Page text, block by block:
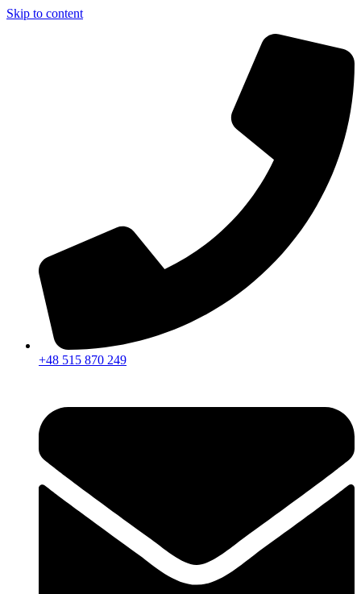
Skip to content
+48 515 870 249